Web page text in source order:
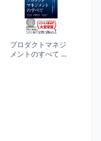
プロダクトマネジ
メントのすべて 事